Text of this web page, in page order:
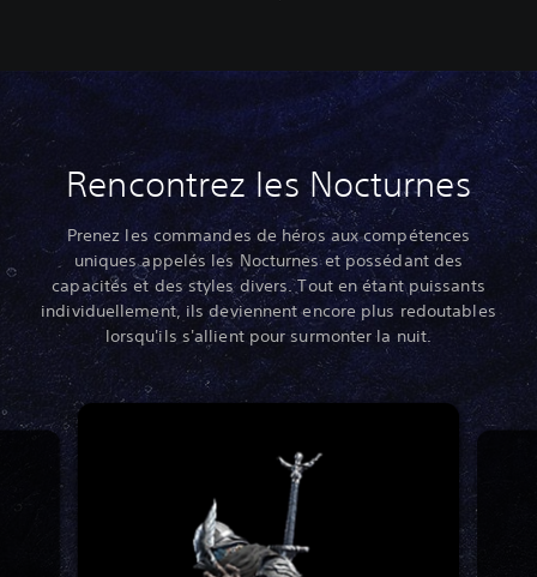
Rencontrez les Nocturnes
Prenez les commandes de héros aux compétences
uniques appelés les Nocturnes et possédant des
capacités et des styles divers. Tout en étant puissants
individuellement, ils deviennent encore plus redoutables
lorsqu'ils s'allient pour surmonter la nuit.